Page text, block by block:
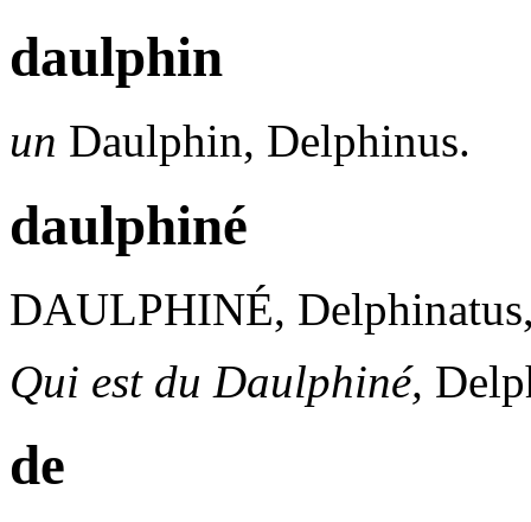
daulphin
un Daulphin, Delphinus.
daulphiné
DAULPHINÉ,
Qui est du Daulphiné,
de